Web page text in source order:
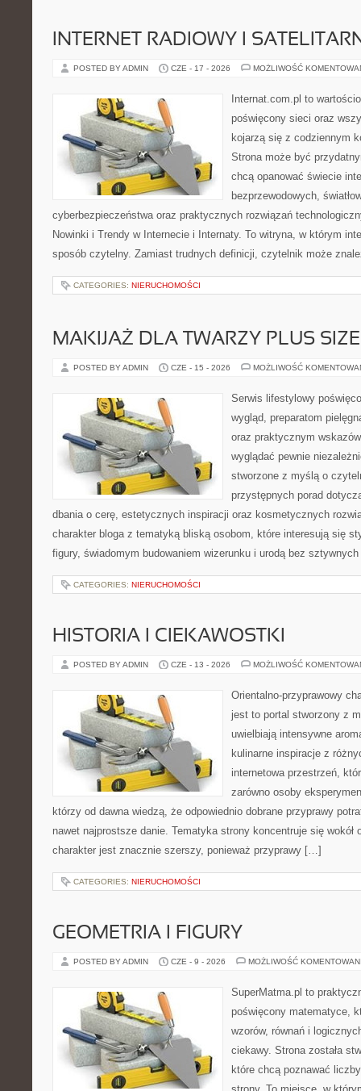
INTERNET RADIOWY I
POSTED BY ADMIN CZE - 17 - 2026 MOŻLIWOŚĆ
Internat.com.pl to
poświęcony sieci oraz
kojarzą się z codziennym
Strona może być
chcą opanować świecie
bezprzewodowych,
cyberbezpieczeństwa oraz praktycznych rozwiązań
Nowinki i Trendy w Internecie i Internaty. To witryna, w którym
sposób czytelny. Zamiast trudnych definicji, czytelnik może
CATEGORIES: NIERUCHOMOŚCI
MAKIJAŻ DLA TWARZY PLUS SIZE
POSTED BY ADMIN CZE - 15 - 2026 MOŻLIWOŚĆ
Serwis lifestylowy
wygląd, preparatom
oraz praktycznym
wyglądać pewnie
stworzone z myślą o
przystępnych porad
dbania o cerę, estetycznych inspiracji oraz kosmetycznych
charakter bloga z tematyką bliską osobom, które interesują się
figury, świadomym budowaniem wizerunku i urodą bez
CATEGORIES: NIERUCHOMOŚCI
HISTORIA I CIEKAWOSTKI
POSTED BY ADMIN CZE - 13 - 2026 MOŻLIWOŚĆ
Orientalno-przyprawowy
jest to portal stworzony z
uwielbiają intensywne
kulinarne inspiracje z
internetowa przestrzeń,
zarówno osoby
którzy od dawna wiedzą, że odpowiednio dobrane przyprawy
nawet najprostsze danie. Tematyka strony koncentruje się wokół
charakter jest znacznie szerszy, ponieważ przyprawy […]
CATEGORIES: NIERUCHOMOŚCI
GEOMETRIA I FIGURY
POSTED BY ADMIN CZE - 9 - 2026 MOŻLIWOŚĆ
SuperMatma.pl to
poświęcony matematyce,
wzorów, równań i
ciekawy. Strona została
które chcą poznawać